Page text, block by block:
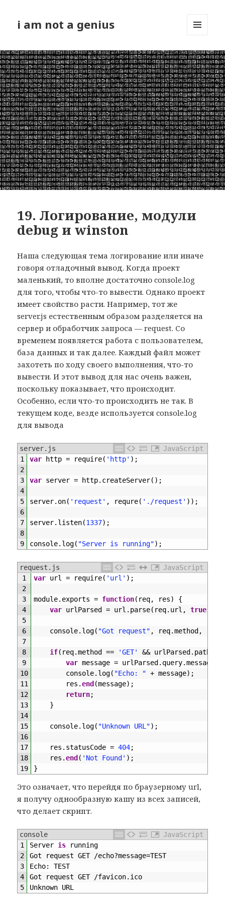
i am not a genius
ВИДЖЕТЫ
19. Логирование, модули
debug и winston
Наша следующая тема логирование или иначе
говоря отладочный вывод. Когда проект
маленький, то вполне достаточно console.log
для того, чтобы что-то вывести. Однако проект
имеет свойство расти. Например, тот же
server.js естественным образом разделяется на
сервер и обработчик запроса — request. Со
временем появляется работа с пользователем,
база данных и так далее. Каждый файл может
захотеть по ходу своего выполнения, что-то
вывести. И этот вывод для нас очень важен,
поскольку показывает, что происходит.
Особенно, если что-то происходить не так. В
текущем коде, везде используется console.log
для вывода
server.js
JavaScript
1
2
3
4
5
6
7
8
9
var http = require( 'http' ) ;
var server = http. createServer( ) ;
server. on( 'request' , requre( './request' ) ) ;
server. listen(1337) ;
console. log( "Server is running") ;
request.js
JavaScript
1
2
3
4
5
6
7
8
9
10
11
12
13
14
15
16
17
18
19
var url = require( 'url' ) ;
module. exports = function( req, res)
{
var urlParsed = url . parse( req. url , true
console. log( "Got request" , req.method ,
if( req.method == 'GET' && urlParsed .
var message = urlParsed . query.message
console. log( "Echo: " + message) ;
res .end (message) ;
return;
}
console. log( "Unknown URL") ;
res . statusCode = 404;
res .end ( 'Not Found' ) ;
}
Это означает, что перейдя по браузерному url,
я получу однообразную кашу из всех записей,
что делает скрипт.
console
JavaScript
1
2
3
4
5
Server is
running
Got request GET /echo?message=TEST
Echo:
TEST
Got request GET /favicon. ico
Unknown URL